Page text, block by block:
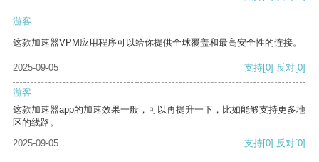
游客
这款加速器VPM应用程序可以给你提供全球覆盖和最高安全性的连接。
2025-09-05 支持[0] 反对[0]
游客
这款加速器app的加速效果一般，可以再提升一下，比如能够支持更多地
区的线路。
2025-09-05
支持[0] 反对[0]